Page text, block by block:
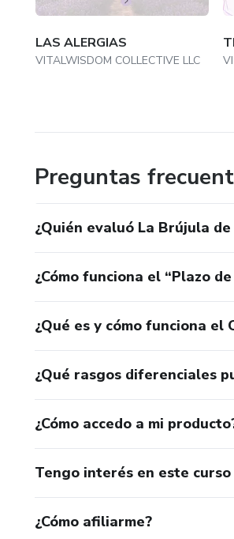
LAS ALERGIAS
VITALWISDOM COLLECTIVE LLC
Preguntas
¿Quién evaluó La Brújula
¿Cómo funciona el “Plazo
¿Qué es y cómo funciona
¿Qué rasgos diferenciales
¿Cómo accedo a mi
Tengo interés en este curso
¿Cómo afiliarme?